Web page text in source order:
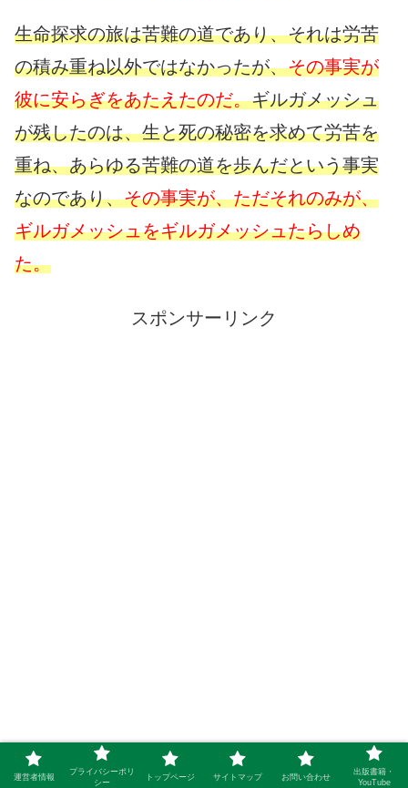
生命探求の旅は苦難の道であり、それは労苦
の積み重ね以外ではなかったが、その事実が
彼に安らぎをあたえたのだ。ギルガメッシュ
が残したのは、生と死の秘密を求めて労苦を
重ね、あらゆる苦難の道を歩んだという事実
なのであり、その事実が、ただそれのみが、
ギルガメッシュをギルガメッシュたらしめ
た。
スポンサーリンク
運営者情報
プライバシーポリ
シー
トップページ サイトマップ お問い合わせ
出版書籍・
YouTube